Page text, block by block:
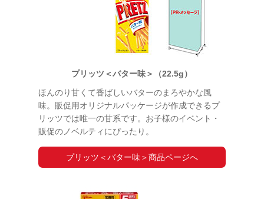
プリッツ＜バター味＞（22.5g）
ほんのり甘くて香ばしいバターのまろやかな風
味。販促用オリジナルパッケージが作成できるプ
リッツでは唯一の甘系です。お子様のイベント・
販促のノベルティにぴったり。
プリッツ＜バター味＞商品ページへ